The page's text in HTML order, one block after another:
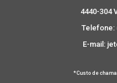
4440-304
Telefone:
E-mail:
*Custo de